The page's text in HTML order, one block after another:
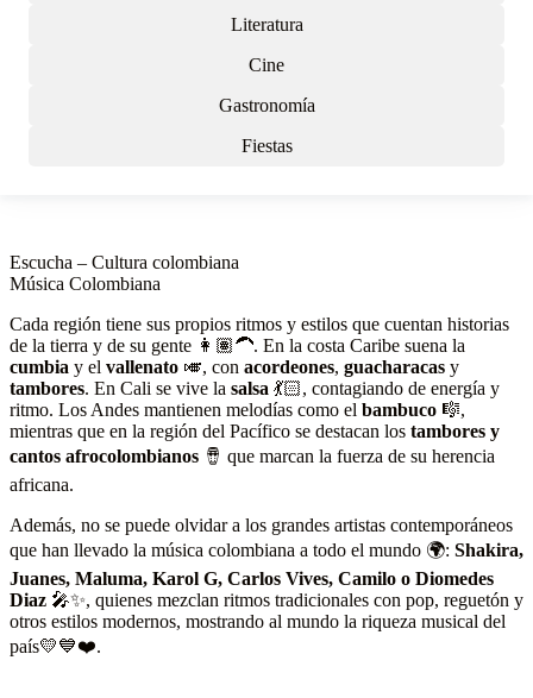
Literatura
Cine
Gastronomía
Fiestas
Escucha – Cultura colombiana
Música Colombiana
Cada región tiene sus propios ritmos y estilos que cuentan historias
de la tierra y de su gente 👩🏽‍🦱. En la costa Caribe suena la
cumbia y el vallenato 🎺, con acordeones, guacharacas y
tambores. En Cali se vive la salsa 💃🏻, contagiando de energía y
ritmo. Los Andes mantienen melodías como el bambuco 🎼,
mientras que en la región del Pacífico se destacan los tambores y
cantos afrocolombianos 🪘 que marcan la fuerza de su herencia
africana.
Además, no se puede olvidar a los grandes artistas contemporáneos
que han llevado la música colombiana a todo el mundo 🌍: Shakira,
Juanes, Maluma, Karol G, Carlos Vives, Camilo o Diomedes
Diaz 🎤✨, quienes mezclan ritmos tradicionales con pop, reguetón y
otros estilos modernos, mostrando al mundo la riqueza musical del
país💛💙❤️.